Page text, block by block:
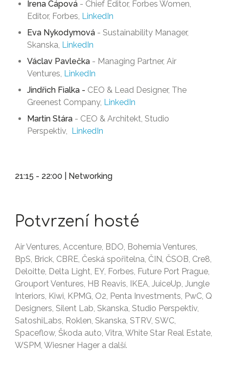
Irena Cápová - Chief Editor, Forbes Women,
Editor, Forbes, LinkedIn
Eva Nykodymová - Sustainability Manager,
Skanska, LinkedIn
Václav Pavlečka - Managing Partner, Air
Ventures, LinkedIn
Jindřich Fialka - CEO & Lead Designer, The
Greenest Company, LinkedIn
Martin Stára - CEO & Architekt, Studio
Perspektiv, LinkedIn
21:15 - 22:00 | Networking
Potvrzení hosté
Air Ventures, Accenture, BDO, Bohemia Ventures,
BpS, Brick, CBRE, Česká spořitelna, ČIN, ČSOB, Cre8,
Deloitte, Delta Light, EY, Forbes, Future Port Prague,
Grouport Ventures, HB Reavis, IKEA, JuiceUp, Jungle
Interiors, Kiwi, KPMG, O2, Penta Investments, PwC, Q
Designers, Silent Lab, Skanska, Studio Perspektiv,
SatoshiLabs, Roklen, Skanska, STRV, SWC,
Spaceflow, Škoda auto, Vitra, White Star Real Estate,
WSPM, Wiesner Hager a další.